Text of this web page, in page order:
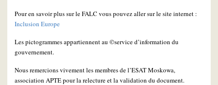
Pour en savoir plus sur le FALC vous pouvez aller sur le site internet :
Inclusion Europe
Les pictogrammes appartiennent au ©service d’information du
gouvernement.
Nous remercions vivement les membres de l’ESAT Moskowa,
association APTE pour la relecture et la validation du document.